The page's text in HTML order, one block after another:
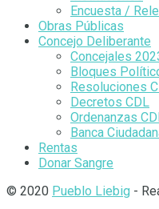
Encuesta /
Obras Públicas
Concejo Deliberante
Concejales
Bloques
Resoluciones
Decretos CDL
Ordenanzas
Banca
Rentas
Donar Sangre
© 2020 Pueblo Liebig -